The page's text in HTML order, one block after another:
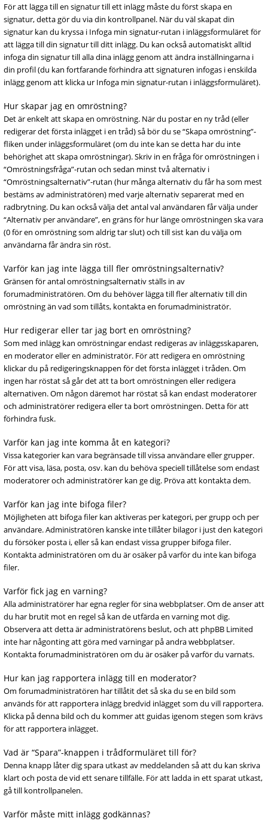
För att lägga till en signatur till ett inlägg måste du först skapa en
signatur, detta gör du via din kontrollpanel. När du väl skapat din
signatur kan du kryssa i Infoga min signatur-rutan i inläggsformuläret för
att lägga till din signatur till ditt inlägg. Du kan också automatiskt alltid
infoga din signatur till alla dina inlägg genom att ändra inställningarna i
din profil (du kan fortfarande förhindra att signaturen infogas i enskilda
inlägg genom att klicka ur Infoga min signatur-rutan i inläggsformuläret).
Hur skapar jag en omröstning?
Det är enkelt att skapa en omröstning. När du postar en ny tråd (eller
redigerar det första inlägget i en tråd) så bör du se “Skapa omröstning”-
fliken under inläggsformuläret (om du inte kan se detta har du inte
behörighet att skapa omröstningar). Skriv in en fråga för omröstningen i
“Omröstningsfråga”-rutan och sedan minst två alternativ i
“Omröstningsalternativ”-rutan (hur många alternativ du får ha som mest
bestäms av administratören) med varje alternativ separerat med en
radbrytning. Du kan också välja det antal val användaren får välja under
“Alternativ per användare”, en gräns för hur länge omröstningen ska vara
(0 för en omröstning som aldrig tar slut) och till sist kan du välja om
användarna får ändra sin röst.
Varför kan jag inte lägga till fler omröstningsalternativ?
Gränsen för antal omröstningsalternativ ställs in av
forumadministratören. Om du behöver lägga till fler alternativ till din
omröstning än vad som tillåts, kontakta en forumadministratör.
Hur redigerar eller tar jag bort en omröstning?
Som med inlägg kan omröstningar endast redigeras av inläggsskaparen,
en moderator eller en administratör. För att redigera en omröstning
klickar du på redigeringsknappen för det första inlägget i tråden. Om
ingen har röstat så går det att ta bort omröstningen eller redigera
alternativen. Om någon däremot har röstat så kan endast moderatorer
och administratörer redigera eller ta bort omröstningen. Detta för att
förhindra fusk.
Varför kan jag inte komma åt en kategori?
Vissa kategorier kan vara begränsade till vissa användare eller grupper.
För att visa, läsa, posta, osv. kan du behöva speciell tillåtelse som endast
moderatorer och administratörer kan ge dig. Pröva att kontakta dem.
Varför kan jag inte bifoga filer?
Möjligheten att bifoga filer kan aktiveras per kategori, per grupp och per
användare. Administratören kanske inte tillåter bilagor i just den kategori
du försöker posta i, eller så kan endast vissa grupper bifoga filer.
Kontakta administratören om du är osäker på varför du inte kan bifoga
filer.
Varför fick jag en varning?
Alla administratörer har egna regler för sina webbplatser. Om de anser att
du har brutit mot en regel så kan de utfärda en varning mot dig.
Observera att detta är administratörens beslut, och att phpBB Limited
inte har någonting att göra med varningar på andra webbplatser.
Kontakta forumadministratören om du är osäker på varför du varnats.
Hur kan jag rapportera inlägg till en moderator?
Om forumadministratören har tillåtit det så ska du se en bild som
används för att rapportera inlägg bredvid inlägget som du vill rapportera.
Klicka på denna bild och du kommer att guidas igenom stegen som krävs
för att rapportera inlägget.
Vad är “Spara”-knappen i trådformuläret till för?
Denna knapp låter dig spara utkast av meddelanden så att du kan skriva
klart och posta de vid ett senare tillfälle. För att ladda in ett sparat utkast,
gå till kontrollpanelen.
Varför måste mitt inlägg godkännas?